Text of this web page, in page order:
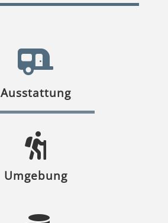
Ausstattung
Umgebung